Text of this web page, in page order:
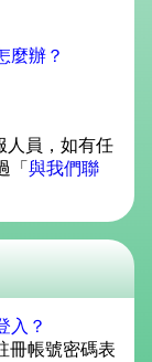
麼辦？
人員，如有任
「 與我們聯
入？
冊帳號密碼表